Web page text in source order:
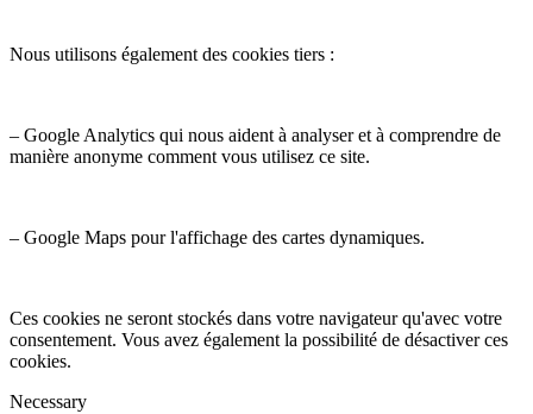
Nous utilisons également des cookies tiers :
– Google Analytics qui nous aident à analyser et à comprendre de
manière anonyme comment vous utilisez ce site.
– Google Maps pour l'affichage des cartes dynamiques.
Ces cookies ne seront stockés dans votre navigateur qu'avec votre
consentement. Vous avez également la possibilité de désactiver ces
cookies.
Necessary